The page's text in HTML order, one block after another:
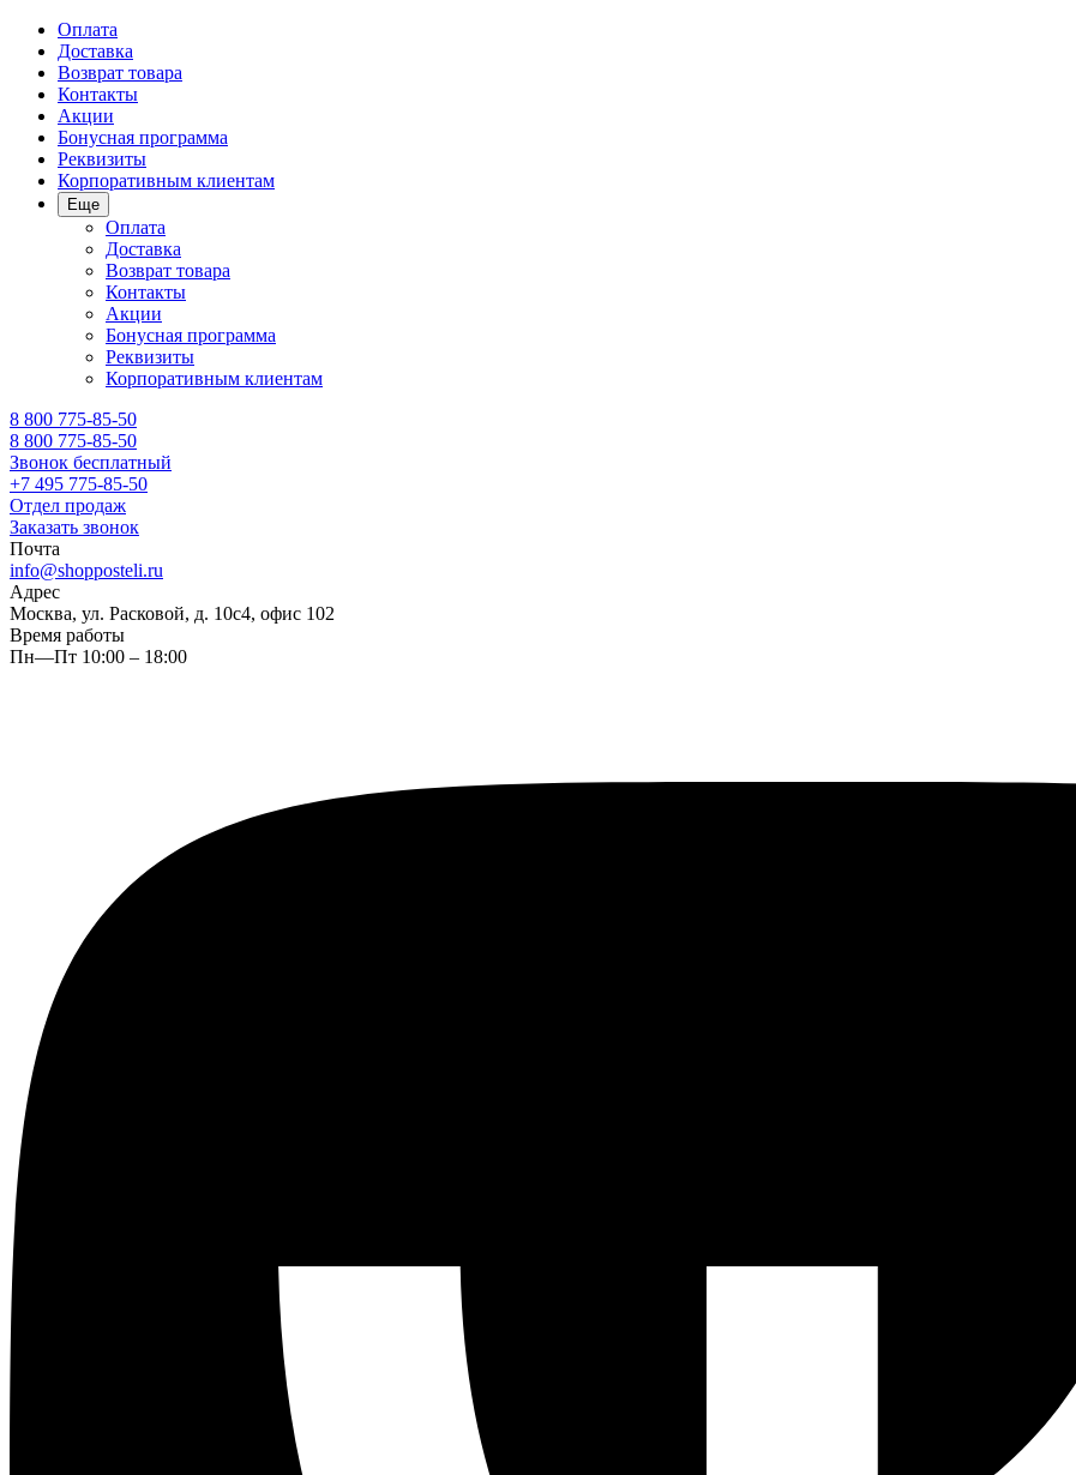
Оплата
Доставка
Возврат товара
Контакты
Акции
Бонусная программа
Реквизиты
Корпоративным клиентам
Еще
Оплата
Доставка
Возврат товара
Контакты
Акции
Бонусная программа
Реквизиты
Корпоративным клиентам
8 800 775-85-50
8 800 775-85-50
Звонок бесплатный
+7 495 775-85-50
Отдел продаж
Заказать звонок
Почта
info@shopposteli.ru
Адрес
Москва, ул. Расковой, д. 10с4, офис 102
Время работы
Пн—Пт 10:00 – 18:00